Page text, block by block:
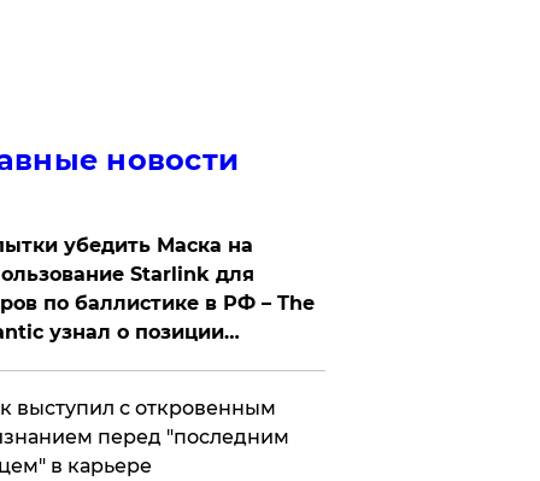
новости
убедить Маска на
Starlink для
по баллистике в РФ – The
узнал о позиции
выступил с откровенным
перед "последним
в карьере